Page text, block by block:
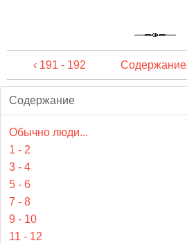
‹ 191 - 192 Содержание
Содержание
Обычно люди...
1 - 2
3 - 4
5 - 6
7 - 8
9 - 10
11 - 12